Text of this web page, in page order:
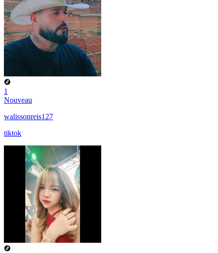
1
Nouveau
walissonreis127
tiktok